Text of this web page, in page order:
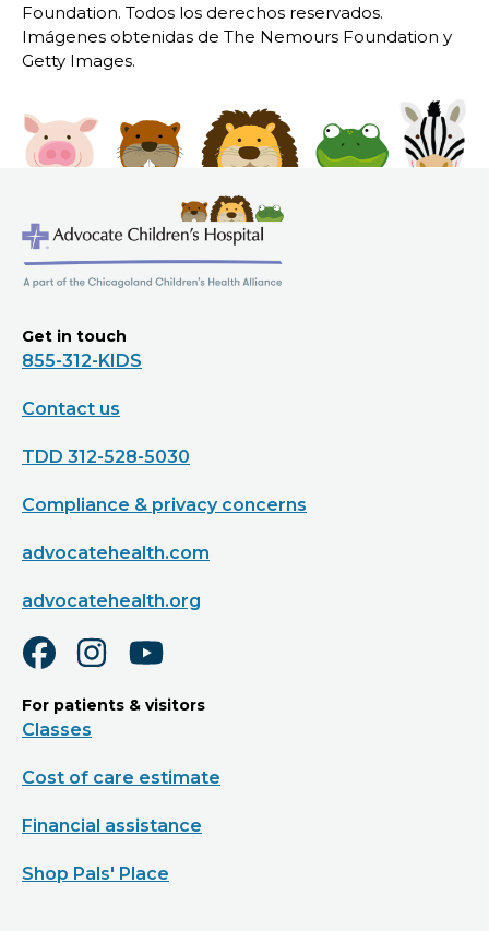
Foundation. Todos los derechos reservados.
Imágenes obtenidas de The Nemours Foundation y
Getty Images.
Get in touch
855-312-KIDS
Contact us
TDD 312-528-5030
Compliance & privacy concerns
advocatehealth.com
advocatehealth.org
For patients & visitors
Classes
Cost of care estimate
Financial assistance
Shop Pals' Place